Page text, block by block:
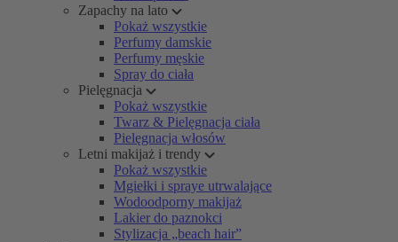
Zapachy na lato
Pokaż wszystkie
Perfumy damskie
Perfumy męskie
Spray do ciała
Pielęgnacja
Pokaż wszystkie
Twarz & Pielęgnacja ciała
Pielęgnacja włosów
Letni makijaż i trendy
Pokaż wszystkie
Mgiełki i spraye utrwalające
Wodoodporny makijaż
Lakier do paznokci
Stylizacja „beach hair”